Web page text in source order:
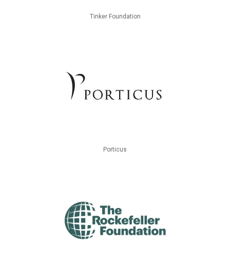
Tinker Foundation
Porticus